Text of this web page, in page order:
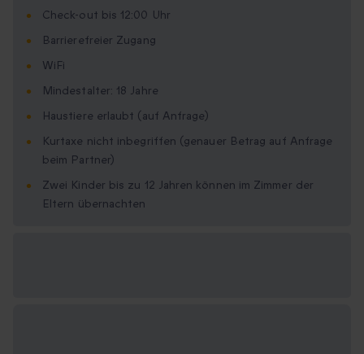
Check-out bis 12:00 Uhr
Barrierefreier Zugang
WiFi
Mindestalter: 18 Jahre
Haustiere erlaubt (auf Anfrage)
Kurtaxe nicht inbegriffen (genauer Betrag auf Anfrage
beim Partner)
Zwei Kinder bis zu 12 Jahren können im Zimmer der
Eltern übernachten